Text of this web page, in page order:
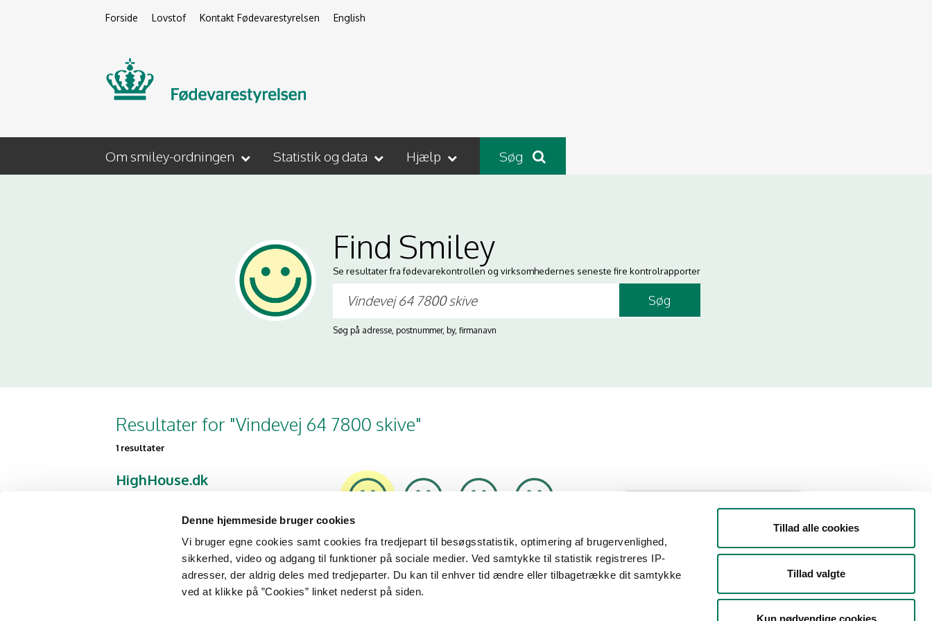
Denne hjemmeside bruger cookies
Vi bruger egne cookies samt cookies fra tredjepart til besøgsstatistik, optimering af brugervenlighed,
sikkerhed, video og adgang til funktioner på sociale medier. Ved samtykke til statistik registreres IP-
adresser, der aldrig deles med tredjeparter. Du kan til enhver tid ændre eller tilbagetrække dit samtykke
ved at klikke på ”Cookies” linket nederst på siden.
Tillad alle cookies
Tillad valgte
Kun nødvendige cookies
Forside Lovstof Kontakt Fødevarestyrelsen English
Om smiley-ordningen Statistik og data Hjælp Søg
Find Smiley
Se resultater fra fødevarekontrollen og virksomhedernes seneste fire kontrolrapporter
Søg
Søg på adresse, postnummer, by, firmanavn
Resultater for "Vindevej 64 7800 skive"
1 resultater
HighHouse.dk
07/01/26
Filtrer din søgning
Smiley